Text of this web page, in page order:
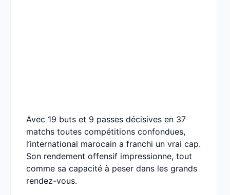
Avec 19 buts et 9 passes décisives en 37
matchs toutes compétitions confondues,
l’international marocain a franchi un vrai cap.
Son rendement offensif impressionne, tout
comme sa capacité à peser dans les grands
rendez-vous.